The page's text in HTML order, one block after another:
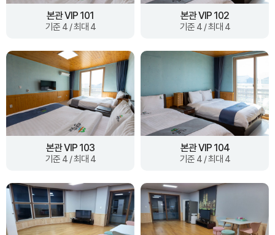
본관 VIP 101
기준 4 / 최대 4
본관 VIP 102
기준 4 / 최대 4
본관 VIP 103
기준 4 / 최대 4
본관 VIP 104
기준 4 / 최대 4